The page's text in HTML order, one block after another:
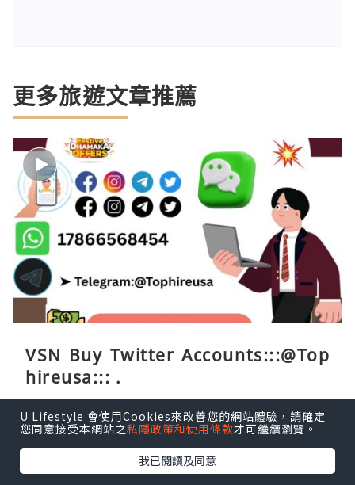
更多旅遊文章推薦
VSN Buy Twitter Accounts:::@Top
hireusa::: .
Tophireueusa 6分鐘前
U Lifestyle 會使用Cookies來改善您的網站體驗，請確定
您同意接受本網站之私隱政策和使用條款才可繼續瀏覽。
我已閱讀及同意